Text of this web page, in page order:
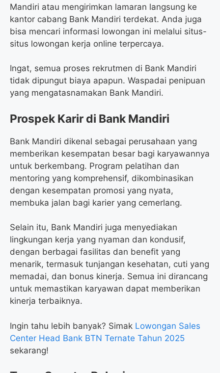
Mandiri atau mengirimkan lamaran langsung ke
kantor cabang Bank Mandiri terdekat. Anda juga
bisa mencari informasi lowongan ini melalui situs-
situs lowongan kerja online terpercaya.
Ingat, semua proses rekrutmen di Bank Mandiri
tidak dipungut biaya apapun. Waspadai penipuan
yang mengatasnamakan Bank Mandiri.
Prospek Karir di Bank Mandiri
Bank Mandiri dikenal sebagai perusahaan yang
memberikan kesempatan besar bagi karyawannya
untuk berkembang. Program pelatihan dan
mentoring yang komprehensif, dikombinasikan
dengan kesempatan promosi yang nyata,
membuka jalan bagi karier yang cemerlang.
Selain itu, Bank Mandiri juga menyediakan
lingkungan kerja yang nyaman dan kondusif,
dengan berbagai fasilitas dan benefit yang
menarik, termasuk tunjangan kesehatan, cuti yang
memadai, dan bonus kinerja. Semua ini dirancang
untuk memastikan karyawan dapat memberikan
kinerja terbaiknya.
Ingin tahu lebih banyak? Simak Lowongan Sales
Center Head Bank BTN Ternate Tahun 2025
sekarang!